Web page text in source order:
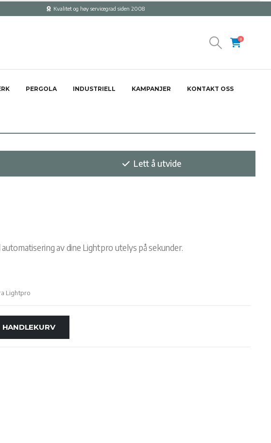
Kvalitet og høy servicegrad siden 2008
0
PERGOLA INDUSTRIELL KAMPANJER KONTAKT OSS
Lett å utvide
av dine Lightpro utelys på sekunder.
Lightpro
HANDLEKURV